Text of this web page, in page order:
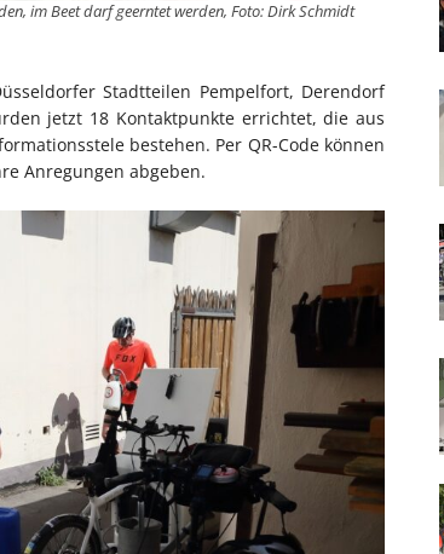
im Beet darf geerntet werden, Foto: Dirk Schmidt
Stadtteilen Pempelfort, Derendorf
jetzt 18 Kontaktpunkte errichtet, die aus
bestehen. Per QR-Code können
Anregungen abgeben.